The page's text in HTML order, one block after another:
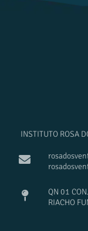
INSTITUTO ROSA
QN 01
RIACHO